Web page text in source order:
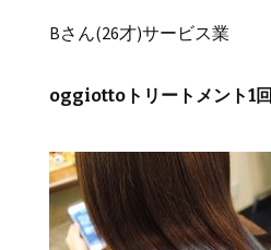
Bさん(26才)サービス業
oggiottoトリートメント1回